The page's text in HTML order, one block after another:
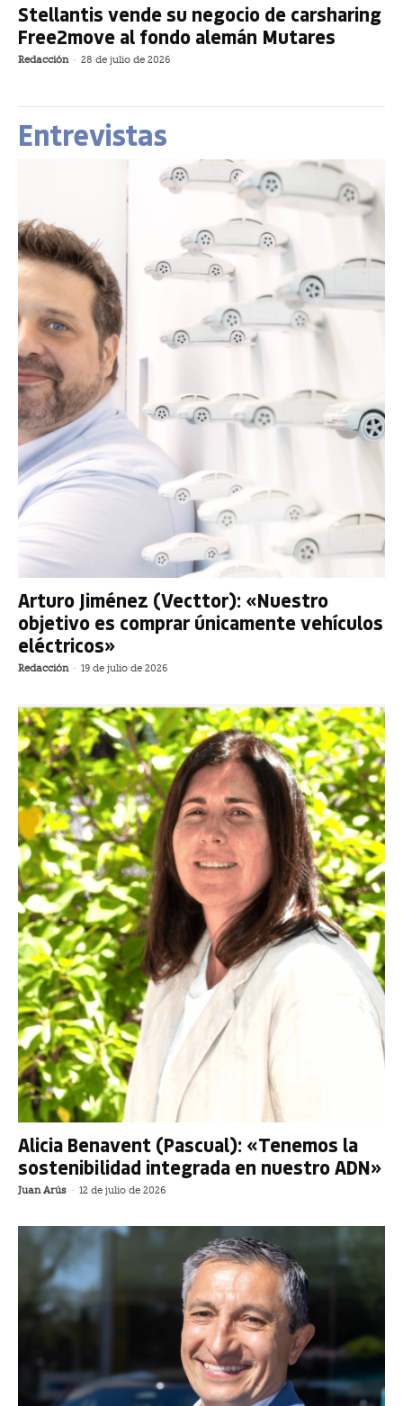
Stellantis vende su negocio de carsharing
Free2move al fondo alemán Mutares
Redacción - 28 de julio de 2026
Entrevistas
Arturo Jiménez (Vecttor): «Nuestro
objetivo es comprar únicamente vehículos
eléctricos»
Redacción - 19 de julio de 2026
Alicia Benavent (Pascual): «Tenemos la
sostenibilidad integrada en nuestro ADN»
Juan Arús - 12 de julio de 2026